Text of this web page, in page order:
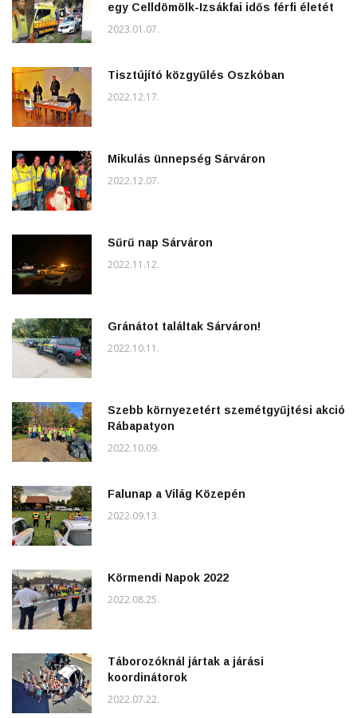
egy Celldömölk-Izsákfai idős férfi életét
2023.01.07.
Tisztújító közgyűlés Oszkóban
2022.12.17.
Mikulás ünnepség Sárváron
2022.12.07.
Sűrű nap Sárváron
2022.11.12.
Gránátot találtak Sárváron!
2022.10.11.
Szebb környezetért szemétgyűjtési akció
Rábapatyon
2022.10.09.
Falunap a Világ Közepén
2022.09.13.
Körmendi Napok 2022
2022.08.25.
Táborozóknál jártak a járási
koordinátorok
2022.07.22.